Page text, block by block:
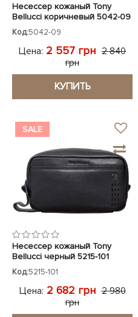
Несессер кожаный Tony
Bellucci коричневый 5042-09
Код:5042-09
Цена: 2 557 грн 2 840
грн
КУПИТЬ
SALE
Несессер кожаный Tony
Bellucci черный 5215-101
Код:5215-101
Цена: 2 682 грн 2 980
грн